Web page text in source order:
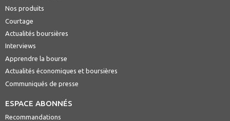
Nos produits
Courtage
Actualités boursières
Interviews
Apprendre la bourse
Actualités économiques et boursières
Communiqués de presse
ESPACE ABONNÉS
Recommandations